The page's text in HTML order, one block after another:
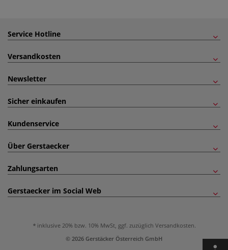
Service Hotline
Versandkosten
Newsletter
Sicher einkaufen
Kundenservice
Über Gerstaecker
Zahlungsarten
Gerstaecker im Social Web
inklusive 20% bzw. 10% MwSt, ggf. zuzüglich Versandkosten.
© 2026 Gerstäcker Österreich GmbH